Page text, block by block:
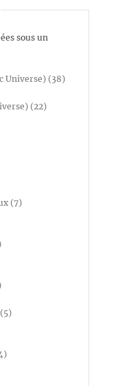
sous un
Universe) (38)
(22)
(7)